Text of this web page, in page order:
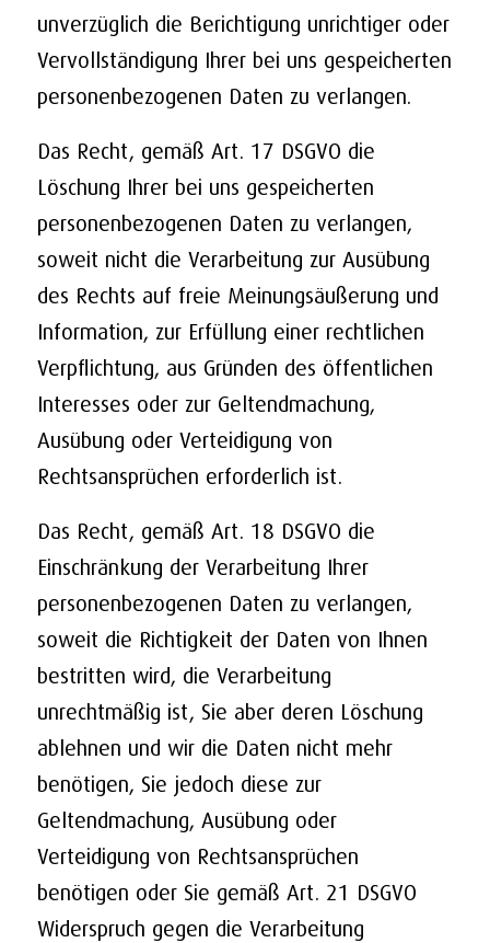
unverzüglich die Berichtigung unrichtiger oder
Vervollständigung Ihrer bei uns gespeicherten
personenbezogenen Daten zu verlangen.
Das Recht, gemäß Art. 17 DSGVO die
Löschung Ihrer bei uns gespeicherten
personenbezogenen Daten zu verlangen,
soweit nicht die Verarbeitung zur Ausübung
des Rechts auf freie Meinungsäußerung und
Information, zur Erfüllung einer rechtlichen
Verpflichtung, aus Gründen des öffentlichen
Interesses oder zur Geltendmachung,
Ausübung oder Verteidigung von
Rechtsansprüchen erforderlich ist.
Das Recht, gemäß Art. 18 DSGVO die
Einschränkung der Verarbeitung Ihrer
personenbezogenen Daten zu verlangen,
soweit die Richtigkeit der Daten von Ihnen
bestritten wird, die Verarbeitung
unrechtmäßig ist, Sie aber deren Löschung
ablehnen und wir die Daten nicht mehr
benötigen, Sie jedoch diese zur
Geltendmachung, Ausübung oder
Verteidigung von Rechtsansprüchen
benötigen oder Sie gemäß Art. 21 DSGVO
Widerspruch gegen die Verarbeitung